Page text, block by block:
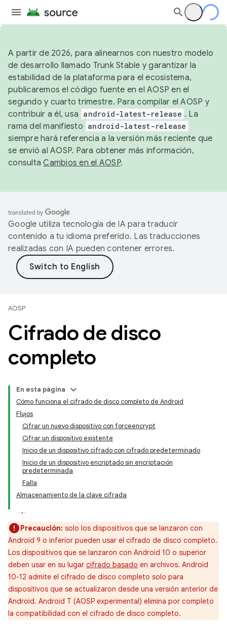
A partir de 2026, para alinearnos con nuestro modelo
de desarrollo llamado Trunk Stable y garantizar la
estabilidad de la plataforma para el ecosistema,
publicaremos el código fuente en el AOSP en el
segundo y cuarto trimestre. Para compilar el AOSP y
contribuir a él, usa android-latest-release . La
rama del manifiesto android-latest-release
siempre hará referencia a la versión más reciente que
se envió al AOSP. Para obtener más información,
consultaCambios en el AOSP.
Google utiliza tecnología de IA para traducir
contenido a tu idioma preferido. Las traducciones
realizadas con IA pueden contener errores.
AOSP
Cifrado de disco
completo
En esta página
Cómo funciona el cifrado de disco completo de Android
Flujos
Cifrar un nuevo dispositivo con forceencrypt
Cifrar un dispositivo existente
Inicio de un dispositivo cifrado con cifrado predeterminado
Inicio de un dispositivo encriptado sin encriptación
predeterminada
Falla
Almacenamiento de la clave cifrada
Precaución: solo los dispositivos que se lanzaron con
Android 9 o inferior pueden usar el cifrado de disco completo.
Los dispositivos que se lanzaron con Android 10 o superior
deben usar en su lugar cifrado basado en archivos. Android
10-12 admite el cifrado de disco completo solo para
dispositivos que se actualizaron desde una versión anterior de
Android. Android T (AOSP experimental) elimina por completo
la compatibilidad con el cifrado de disco completo.